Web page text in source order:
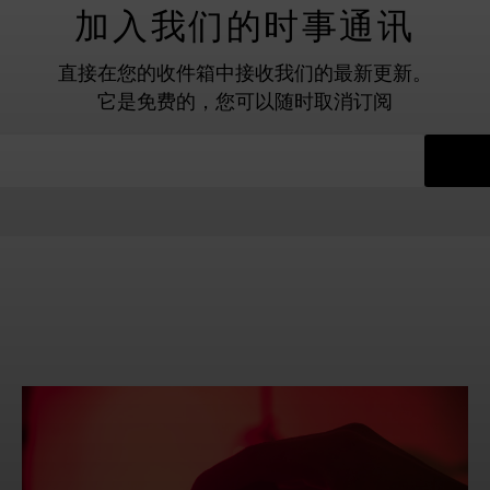
加入我们的时事通讯
直接在您的收件箱中接收我们的最新更新。
它是免费的，您可以随时取消订阅